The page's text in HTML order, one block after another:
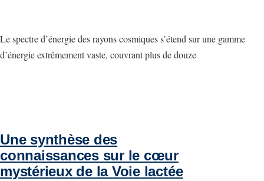
Le spectre d’énergie des rayons cosmiques s’étend sur une gamme
d’énergie extrêmement vaste, couvrant plus de douze
Une synthèse des
connaissances sur le cœur
mystérieux de la Voie lactée